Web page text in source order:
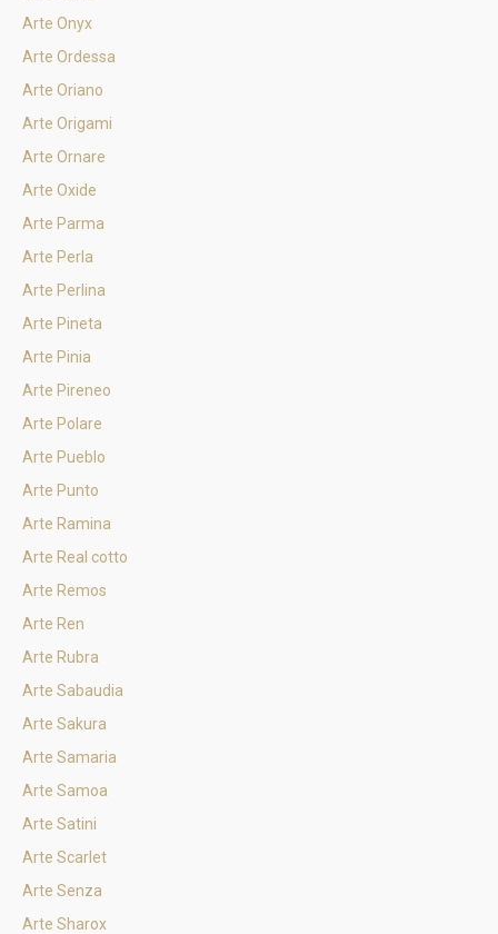
Arte Onyx
Arte Ordessa
Arte Oriano
Arte Origami
Arte Ornare
Arte Oxide
Arte Parma
Arte Perla
Arte Perlina
Arte Pineta
Arte Pinia
Arte Pireneo
Arte Polare
Arte Pueblo
Arte Punto
Arte Ramina
Arte Real cotto
Arte Remos
Arte Ren
Arte Rubra
Arte Sabaudia
Arte Sakura
Arte Samaria
Arte Samoa
Arte Satini
Arte Scarlet
Arte Senza
Arte Sharox